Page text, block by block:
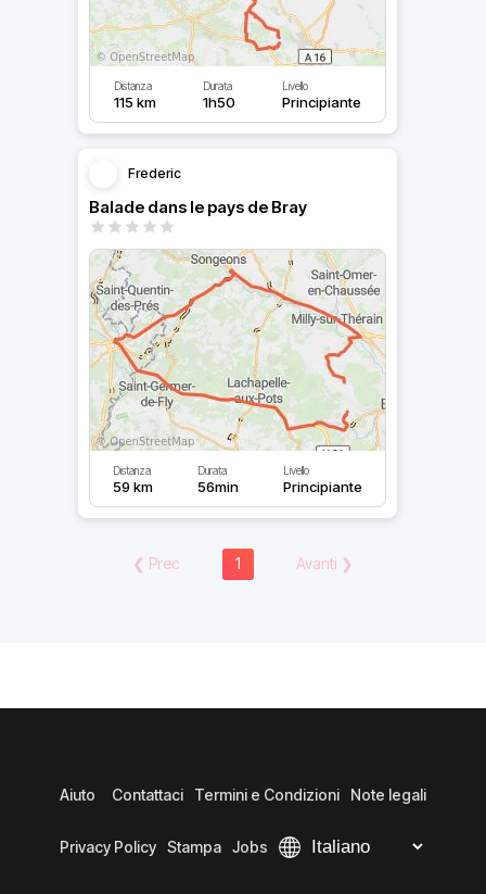
Distanza
115 km
Durata
1h50
Livello
Principiante
Frederic
Balade dans le pays de Bray
Distanza
59 km
Durata
56min
Livello
Principiante
❮ Prec 1 Avanti ❯
Aiuto Contattaci Termini e Condizioni Note legali
Privacy Policy Stampa Jobs